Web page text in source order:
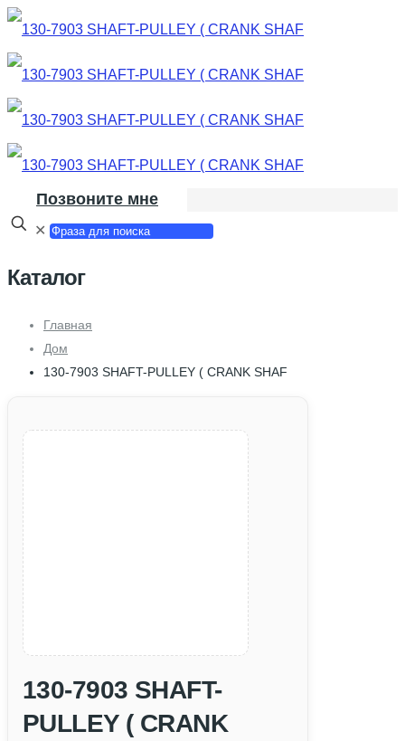
Позвоните мне
✕
Каталог
Главная
Дом
130-7903 SHAFT-PULLEY ( CRANK SHAF
130-7903 SHAFT-
PULLEY ( CRANK